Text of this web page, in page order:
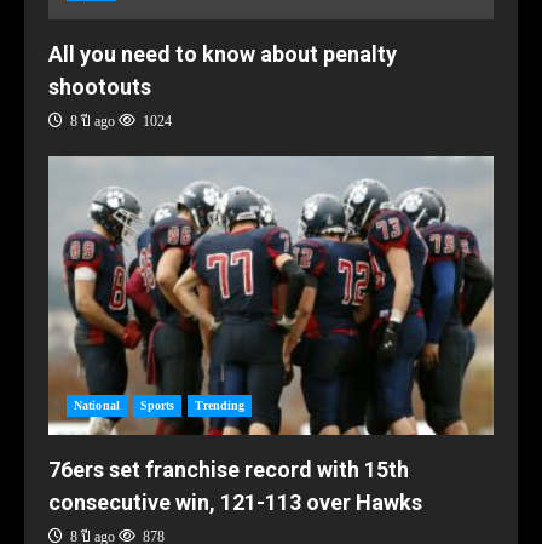
All you need to know about penalty
shootouts
8 ปี ago 1024
National Sports Trending
76ers set franchise record with 15th
consecutive win, 121-113 over Hawks
8 ปี ago 878